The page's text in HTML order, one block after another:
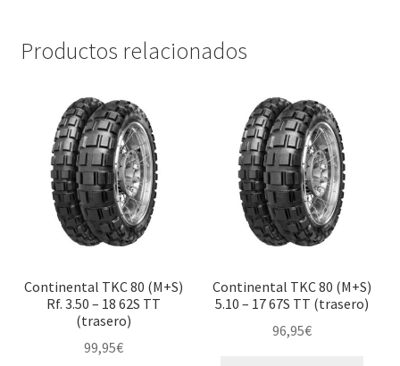
Productos relacionados
Continental TKC 80 (M+S)
Rf. 3.50 – 18 62S TT
(trasero)
99,95€
Continental TKC 80 (M+S)
5.10 – 17 67S TT (trasero)
96,95€